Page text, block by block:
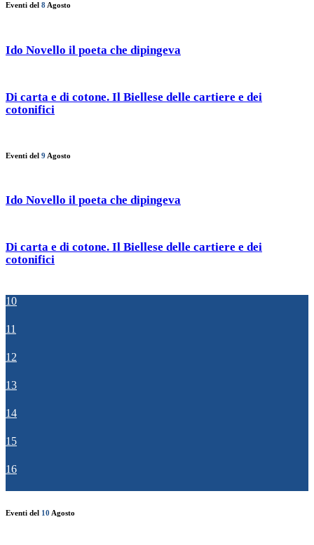
Eventi del 8 Agosto
Ido Novello il poeta che dipingeva
Di carta e di cotone. Il Biellese delle cartiere e dei
cotonifici
Eventi del 9 Agosto
Ido Novello il poeta che dipingeva
Di carta e di cotone. Il Biellese delle cartiere e dei
cotonifici
10
11
12
13
14
15
16
Eventi del 10 Agosto